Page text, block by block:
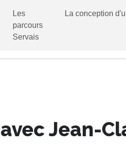
Les
parcours
Servais
La conception
Jean-